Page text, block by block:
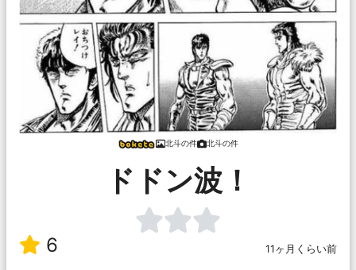
北斗の件 北斗の件
ドドン波！
6 11ヶ月くらい前